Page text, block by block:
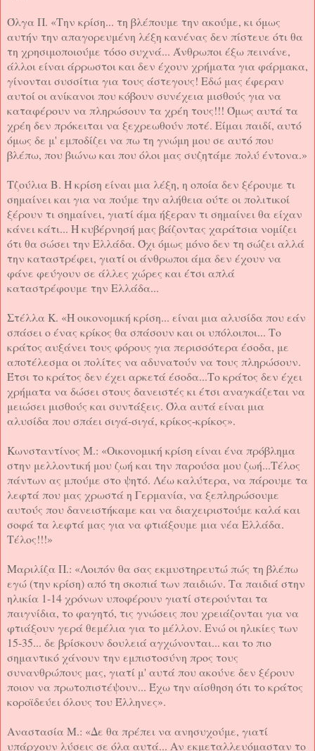
Όλγα Π. «Την κρίση... τη βλέπουμε την ακούμε, κι όμως
αυτήν την απαγορευμένη λέξη κανένας δεν πίστευε ότι θα
τη χρησιμοποιούμε τόσο συχνά... Άνθρωποι έξω πεινάνε,
άλλοι είναι άρρωστοι και δεν έχουν χρήματα για φάρμακα,
γίνονται συσσίτια για τους άστεγους! Εδώ μας έφεραν
αυτοί οι ανίκανοι που κόβουν συνέχεια μισθούς για να
καταφέρουν να πληρώσουν τα χρέη τους!!! Όμως αυτά τα
χρέη δεν πρόκειται να ξεχρεωθούν ποτέ. Είμαι παιδί, αυτό
όμως δε μ' εμποδίζει να πω τη γνώμη μου σε αυτό που
βλέπω, που βιώνω και που όλοι μας συζητάμε πολύ έντονα.»
Τζούλια Β. Η κρίση είναι μια λέξη, η οποία δεν ξέρουμε τι
σημαίνει και για να πούμε την αλήθεια ούτε οι πολιτικοί
ξέρουν τι σημαίνει, γιατί άμα ήξεραν τι σημαίνει θα είχαν
κάνει κάτι... Η κυβέρνησή μας βάζοντας χαράτσια νομίζει
ότι θα σώσει την Ελλάδα. Όχι όμως μόνο δεν τη σώζει αλλά
την καταστρέφει, γιατί οι άνθρωποι άμα δεν έχουν να
φάνε φεύγουν σε άλλες χώρες και έτσι απλά
καταστρέφουμε την Ελλάδα...
Στέλλα Κ. «Η οικονομική κρίση... είναι μια αλυσίδα που εάν
σπάσει ο ένας κρίκος θα σπάσουν και οι υπόλοιποι... Το
κράτος αυξάνει τους φόρους για περισσότερα έσοδα, με
αποτέλεσμα οι πολίτες να αδυνατούν να τους πληρώσουν.
Έτσι το κράτος δεν έχει αρκετά έσοδα...Το κράτος δεν έχει
χρήματα να δώσει στους δανειστές κι έτσι αναγκάζεται να
μειώσει μισθούς και συντάξεις. Όλα αυτά είναι μια
αλυσίδα που σπάει σιγά-σιγά, κρίκος-κρίκος».
Κωνσταντίνος Μ.: «Οικονομική κρίση είναι ένα πρόβλημα
στην μελλοντική μου ζωή και την παρούσα μου ζωή...Τέλος
πάντων ας μπούμε στο ψητό. Λέω καλύτερα, να πάρουμε τα
λεφτά που μας χρωστά η Γερμανία, να ξεπληρώσουμε
αυτούς που δανειστήκαμε και να διαχειριστούμε καλά και
σοφά τα λεφτά μας για να φτιάξουμε μια νέα Ελλάδα.
Τέλος!!!»
Μαριλίζα Π.: «Λοιπόν θα σας εκμυστηρευτώ πώς τη βλέπω
εγώ (την κρίση) από τη σκοπιά των παιδιών. Τα παιδιά στην
ηλικία 1-14 χρόνων υποφέρουν γιατί στερούνται τα
παιγνίδια, το φαγητό, τις γνώσεις που χρειάζονται για να
φτιάξουν γερά θεμέλια για το μέλλον. Ενώ οι ηλικίες των
15-35... δε βρίσκουν δουλειά αγχώνονται... και το πιο
σημαντικό χάνουν την εμπιστοσύνη προς τους
συνανθρώπους μας, γιατί μ' αυτά που ακούνε δεν ξέρουν
ποιον να πρωτοπιστέψουν... Έχω την αίσθηση ότι το κράτος
κοροϊδεύει όλους του Έλληνες».
Αναστασία Μ.: «Δε θα πρέπει να ανησυχούμε, γιατί
υπάρχουν λύσεις σε όλα αυτά... Αν εκμεταλλευόμασταν το